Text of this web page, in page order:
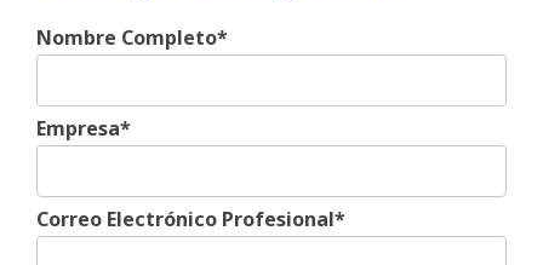
Nombre Completo*
Empresa*
Correo Electrónico Profesional*